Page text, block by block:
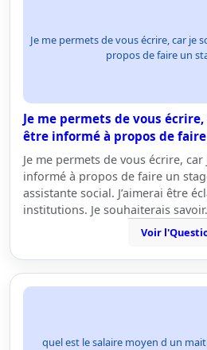
Je me permets de vous écrire, car je
propos de faire un
Je me permets de vous
être informé à propos de
Je me permets de vous écrire,
informé à propos de faire un
assistante social. J’aimerai être
institutions. Je souhaiterais
Voir
quel est le salaire moyen d un